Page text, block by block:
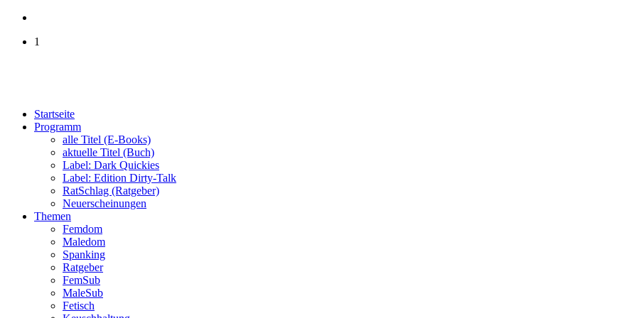
1
Startseite
Programm
alle Titel (E-Books)
aktuelle Titel (Buch)
Label: Dark Quickies
Label: Edition Dirty-Talk
RatSchlag (Ratgeber)
Neuerscheinungen
Themen
Femdom
Maledom
Spanking
Ratgeber
FemSub
MaleSub
Fetisch